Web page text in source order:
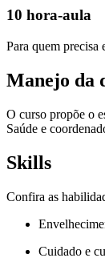
10 hora-aula
Para quem
Manejo da
O curso propõe o
Saúde e
Skills
Confira as
Cuidado e